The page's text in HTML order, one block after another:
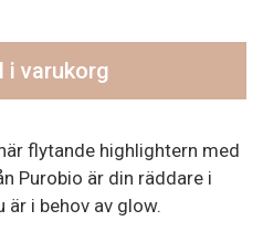
i varukorg
flytande highlightern med
Purobio är din räddare i
är i behov av glow.